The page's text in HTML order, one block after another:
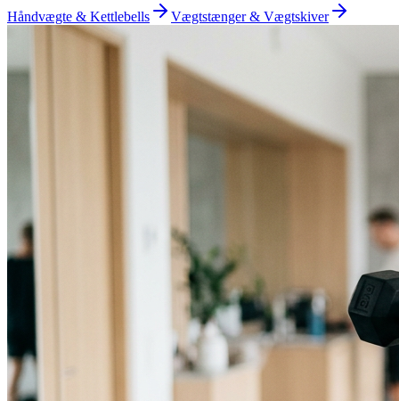
Håndvægte & Kettlebells Vægtstænger & Vægtskiver